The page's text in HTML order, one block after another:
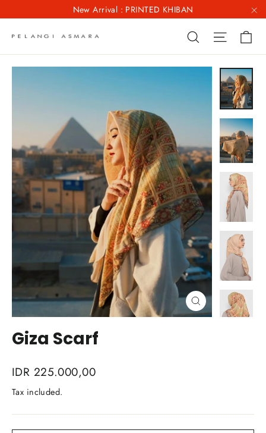
content
New Arrival : PRINTED KHIBAN
Search Site
Close
(esc)
Giza Scarf
Regular
price
IDR 225.000,00
Tax included.